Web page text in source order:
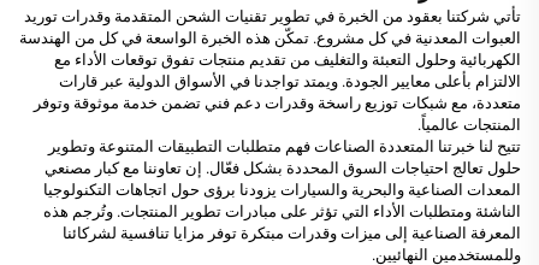
تأتي شركتنا بعقود من الخبرة في تطوير تقنيات الشحن المتقدمة وقدرات توريد
العبوات المعدنية في كل مشروع. تمكّن هذه الخبرة الواسعة في كل من الهندسة
الكهربائية وحلول التعبئة والتغليف من تقديم منتجات تفوق توقعات الأداء مع
الالتزام بأعلى معايير الجودة. ويمتد تواجدنا في الأسواق الدولية عبر قارات
متعددة، مع شبكات توزيع راسخة وقدرات دعم فني تضمن خدمة موثوقة وتوفر
المنتجات عالمياً.
تتيح لنا خبرتنا المتعددة الصناعات فهم متطلبات التطبيقات المتنوعة وتطوير
حلول تعالج احتياجات السوق المحددة بشكل فعّال. إن تعاوننا مع كبار مصنعي
المعدات الصناعية والبحرية والسيارات يزودنا برؤى حول اتجاهات التكنولوجيا
الناشئة ومتطلبات الأداء التي تؤثر على مبادرات تطوير المنتجات. وتُرجم هذه
المعرفة الصناعية إلى ميزات وقدرات مبتكرة توفر مزايا تنافسية لشركائنا
وللمستخدمين النهائيين.